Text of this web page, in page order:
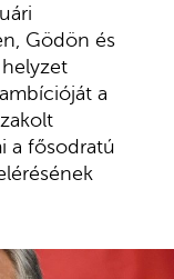
Gödön és
a
a fősodratú